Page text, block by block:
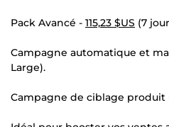
Pack Avancé - 115,23 $US (7
Campagne automatique et
Large).
Campagne de ciblage produit